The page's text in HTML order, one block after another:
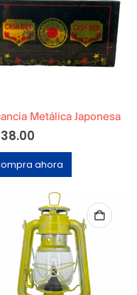
Metálica Japonesa
38.00
ahora